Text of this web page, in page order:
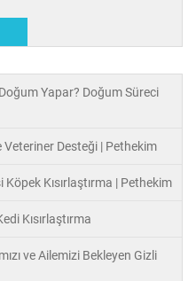
Yapar? Doğum Süreci
Veteriner Desteği | Pethekim
Köpek Kısırlaştırma | Pethekim
Kısırlaştırma
ve Ailemizi Bekleyen Gizli